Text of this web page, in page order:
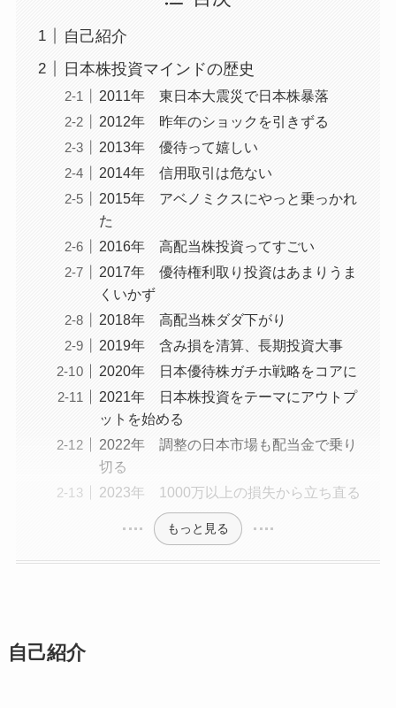
自己紹介
日本株投資マインドの歴史
2011年 東日本大震災で日本株暴落
2012年 昨年のショックを引きずる
2013年 優待って嬉しい
2014年 信用取引は危ない
2015年 アベノミクスにやっと乗っかれ
た
2016年 高配当株投資ってすごい
2017年 優待権利取り投資はあまりうま
くいかず
2018年 高配当株ダダ下がり
2019年 含み損を清算、長期投資大事
2020年 日本優待株ガチホ戦略をコアに
2021年 日本株投資をテーマにアウトプ
ットを始める
2022年 調整の日本市場も配当金で乗り
切る
2023年 1000万以上の損失から立ち直る
もっと見る
自己紹介